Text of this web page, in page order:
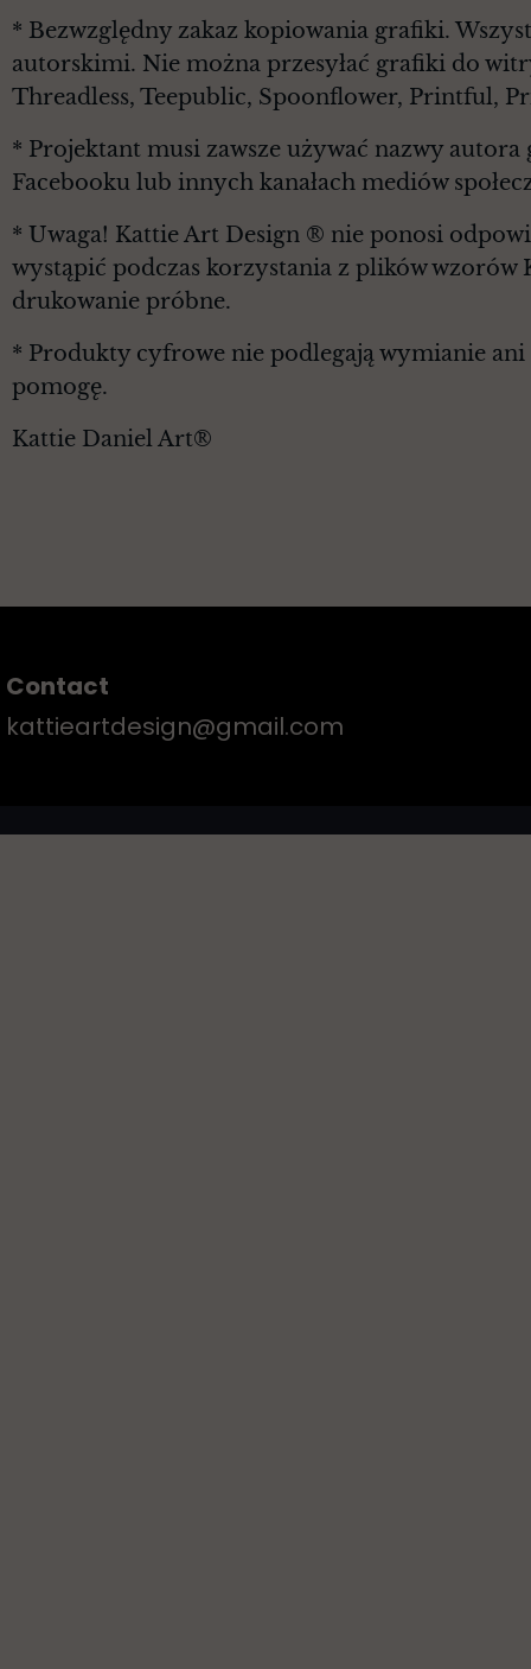
* Bezwzględny zakaz kopiowania grafiki.
autorskimi. Nie można przesyłać grafiki do
Threadless, Teepublic, Spoonflower, Printful,
* Projektant musi zawsze używać nazwy
Facebooku lub innych kanałach mediów
* Uwaga! Kattie Art Design ® nie ponosi
wystąpić podczas korzystania z plików
drukowanie próbne.
* Produkty cyfrowe nie podlegają wymianie
pomogę.
Kattie Daniel Art®
Contact
kattieartdesign@gmail.com